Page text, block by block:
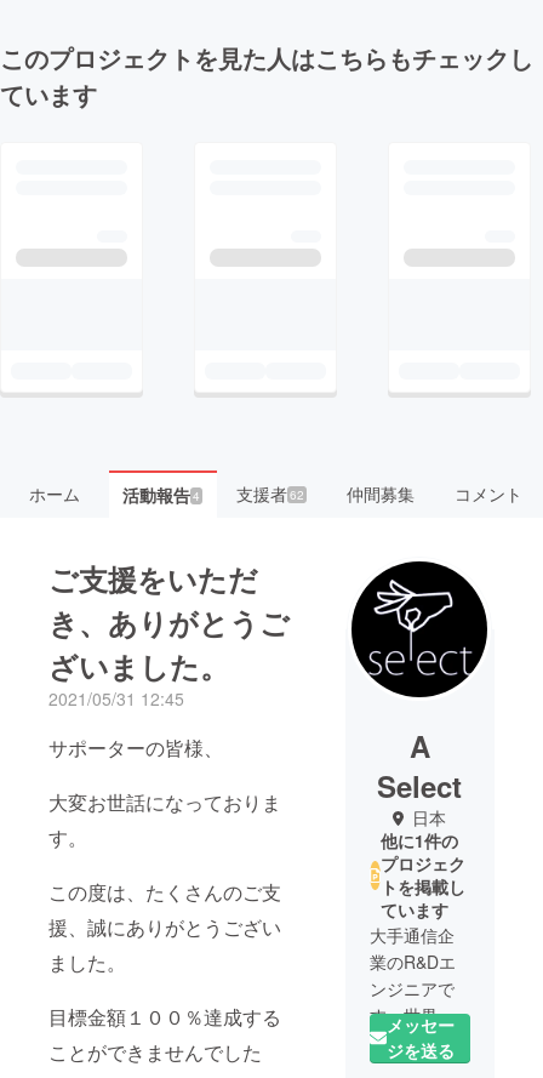
このプロジェクトを見た人はこちらもチェックし
ています
ホーム 活動報告4 支援者62 仲間募集 コメント
ご支援をいただ
き、ありがとうご
ざいました。
2021/05/31 12:45
サポーターの皆様、
大変お世話になっておりま
す。
この度は、たくさんのご支
援、誠にありがとうござい
ました。
目標金額１００％達成する
ことができませんでした
A
Select
日本
他に1件の
プロジェク
トを掲載し
ています
大手通信企
業のR&Dエ
ンジニアで
す。世界中
の新しい技
術と優れた
メッセー
ジを送る